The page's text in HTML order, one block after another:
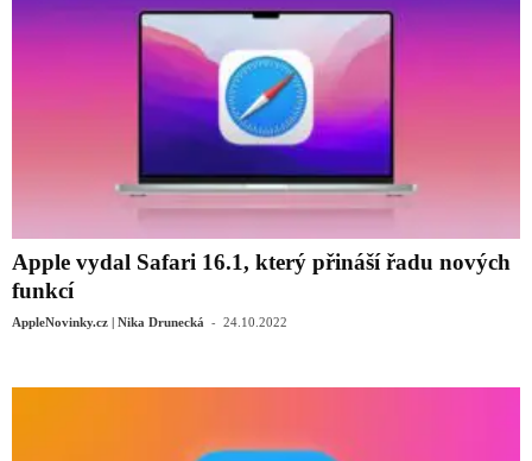
Apple vydal Safari 16.1, který přináší řadu nových
funkcí
AppleNovinky.cz | Nika Drunecká - 24.10.2022